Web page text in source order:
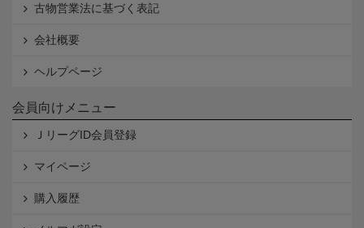
古物営業法に基づく表記
会社概要
ヘルプページ
会員向けメニュー
ＪリーグID会員登録
マイページ
購入履歴